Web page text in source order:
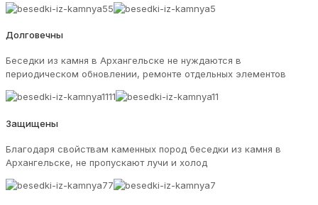
Долговечны
Беседки из камня в Архангельске не нуждаются в
периодическом обновлении, ремонте отдельных элементов
Защищены
Благодаря свойствам каменных пород беседки из камня в
Архангельске, не пропускают лучи и холод